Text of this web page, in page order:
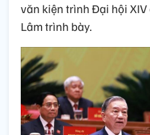
văn kiện trình Đại hội XIV
Lâm trình bày.